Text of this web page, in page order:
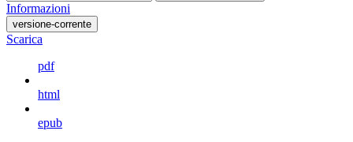
Informazioni
versione-corrente
Scarica
pdf
html
epub